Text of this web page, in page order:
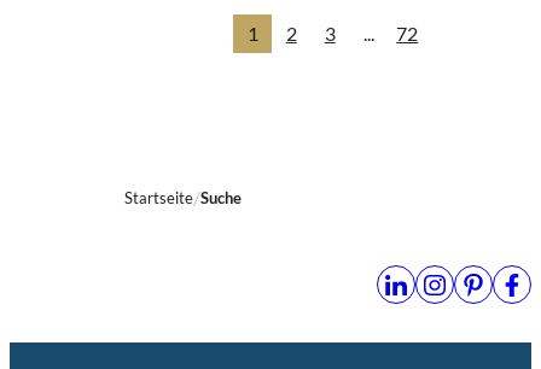
1 2 3 ... 72
Startseite Suche